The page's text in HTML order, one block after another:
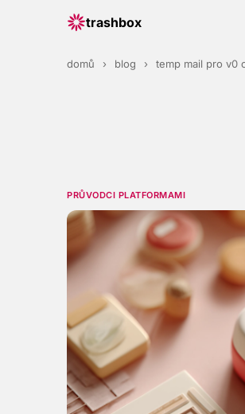
trashbox
domů › blog › temp mail pro v0
PRŮVODCI PLATFORMAMI